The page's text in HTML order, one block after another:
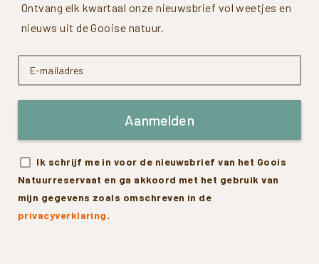
Ontvang elk kwartaal onze nieuwsbrief vol weetjes en
nieuws uit de Gooise natuur.
Aanmelden
Ik schrijf me in voor de nieuwsbrief van het Goois
Natuurreservaat en ga akkoord met het gebruik van
mijn gegevens zoals omschreven in de
privacyverklaring.